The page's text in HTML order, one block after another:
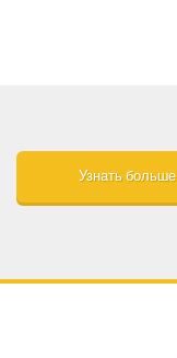
Узнать больше